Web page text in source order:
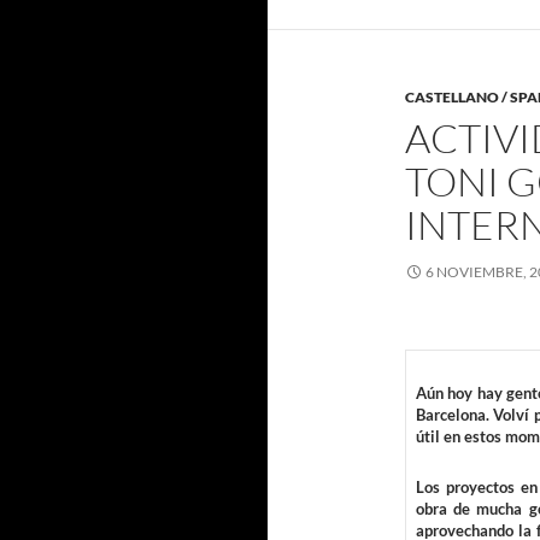
CASTELLANO /
TONI
6 NOVIEMBRE,
Aún hoy hay
Barcelona. Volví
útil en estos
Los proyectos
obra de mucha
aprovechando